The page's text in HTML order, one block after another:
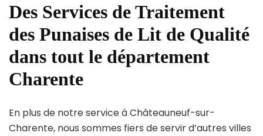
Des Services de Traitement
des Punaises de Lit de Qualité
dans tout le département
Charente
En plus de notre service à Châteauneuf-sur-
Charente, nous sommes fiers de servir d’autres villes